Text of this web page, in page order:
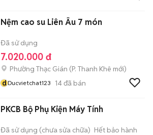
Nệm cao su Liên Âu 7 món
Đã sử dụng
7.020.000 đ
Phường Thạc Gián (P. Thanh Khê mới)
dDucvietchat123 14đã bán
PKCB Bộ Phụ Kiện Máy Tính
Đã sử dụng (chưa sửa chữa) Hết bảo hành